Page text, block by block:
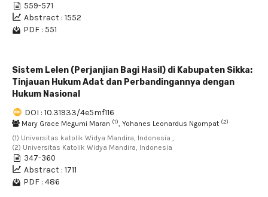
559-571
Abstract : 1552
PDF : 551
Sistem Lelen (Perjanjian Bagi Hasil) di Kabupaten Sikka:
Tinjauan Hukum Adat dan Perbandingannya dengan
Hukum Nasional
DOI : 10.31933/4e5mf116
Mary Grace Megumi Maran (1), Yohanes Leonardus Ngompat (2)
(1) Universitas katolik Widya Mandira, Indonesia ,
(2) Universitas Katolik Widya Mandira, Indonesia
347-360
Abstract : 1711
PDF : 486